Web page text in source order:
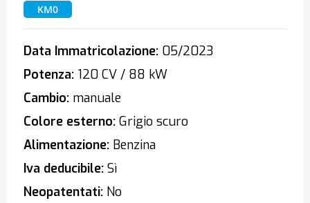
KM0
Data Immatricolazione:05/2023
Potenza:120 CV / 88 kW
Cambio:manuale
Colore esterno:Grigio scuro
Alimentazione:Benzina
Iva deducibile:Sì
Neopatentati:No